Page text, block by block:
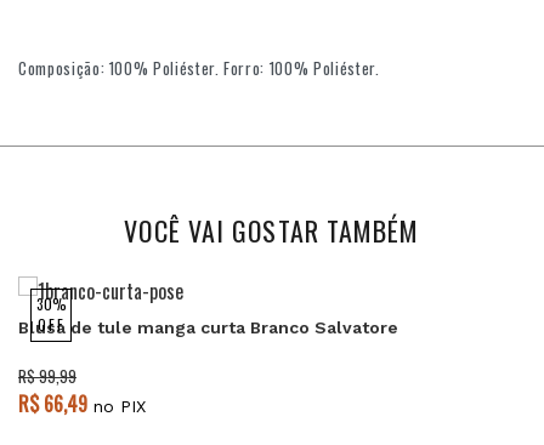
Composição: 100% Poliéster. Forro: 100% Poliéster.
VOCÊ VAI GOSTAR TAMBÉM
30%
OFF
Blusa de tule manga curta Branco Salvatore
R$ 99,99
R$ 66,49 no PIX